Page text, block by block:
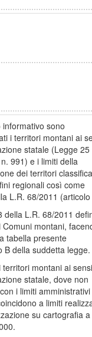
informativo sono
i territori montani ai
statale (Legge 25
991) e i limiti della
dei territori
regionali così come
L.R. 68/2011
della L.R. 68/2011
Comuni montani,
tabella presente
B della suddetta legge.
territori montani ai
statale, dove non
i limiti amministrativi
a limiti
su cartografia a